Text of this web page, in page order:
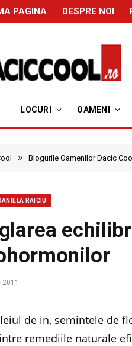
PAGINA DESPRE NOI
LOCURI OAMENI
» Blogurile Oamenilor Dacic Cool
RAICIU
de in, semintele de
remediile naturale